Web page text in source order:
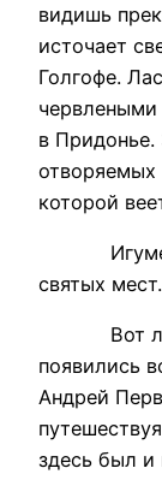
видишь
источает
Голгофе.
в Придонье.
отворяемых
которой
святых
Вот
появились
Андрей
здесь был